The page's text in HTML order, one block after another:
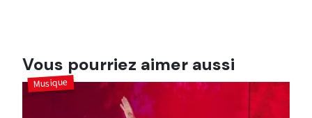
Vous pourriez aimer aussi
Musique